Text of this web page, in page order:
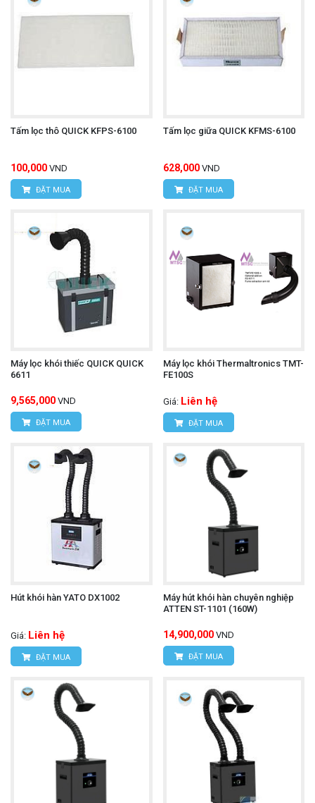
Tấm lọc thô QUICK KFPS-6100
100,000 VND
ĐẶT MUA
Tấm lọc giữa QUICK KFMS-6100
628,000 VND
ĐẶT MUA
Máy lọc khói thiếc QUICK QUICK
6611
9,565,000 VND
ĐẶT MUA
Máy lọc khói Thermaltronics TMT-
FE100S
Giá: Liên hệ
ĐẶT MUA
Hút khói hàn YATO DX1002
Giá: Liên hệ
ĐẶT MUA
Máy hút khói hàn chuyên nghiệp
ATTEN ST-1101 (160W)
14,900,000 VND
ĐẶT MUA